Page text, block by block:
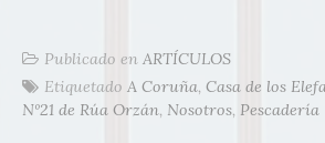
Publicado en ARTÍCULOS
Etiquetado A Coruña, Casa de los
Nº21 de Rúa Orzán, Nosotros, Pescadería